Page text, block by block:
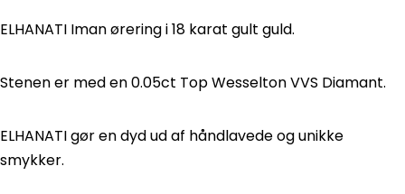
ELHANATI Iman ørering i 18 karat gult guld.
Stenen er med en 0.05ct Top Wesselton VVS Diamant.
ELHANATI gør en dyd ud af håndlavede og unikke
smykker.